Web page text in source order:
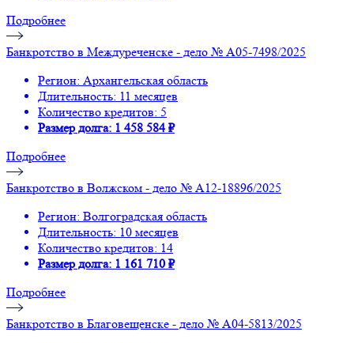
Подробнее
Банкротство в Междуреченске - дело № А05-7498/2025
Регион: Архангельская область
Длительность: 11 месяцев
Количество кредитов: 5
Размер долга: 1 458 584 ₽
Подробнее
Банкротство в Волжском - дело № А12-18896/2025
Регион: Волгоградская область
Длительность: 10 месяцев
Количество кредитов: 14
Размер долга: 1 161 710 ₽
Подробнее
Банкротство в Благовещенске - дело № А04-5813/2025